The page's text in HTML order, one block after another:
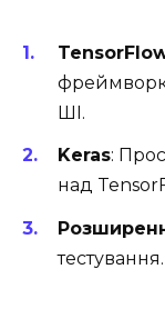
фреймворк
ШІ.
Keras:
над
тестування.